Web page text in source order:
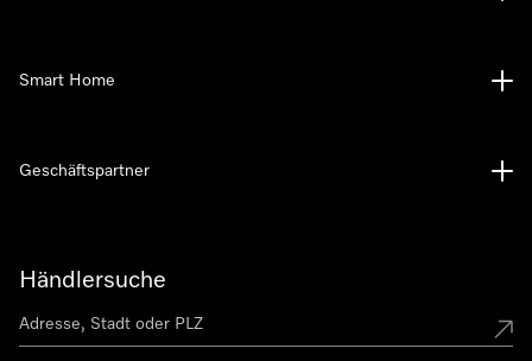
Händlersuche
Smart Home
Geschäftspartner